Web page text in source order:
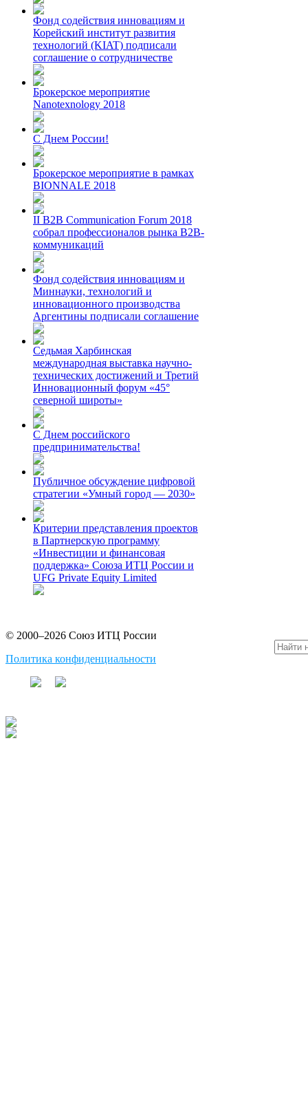
Фонд содействия инновациям и
Корейский институт развития
технологий (KIAT) подписали
соглашение о сотрудничестве
Брокерское мероприятие
Nanotexnology 2018
С Днем России!
Брокерское мероприятие в рамках
BIONNALE 2018
II B2B Communication Forum 2018
собрал профессионалов рынка B2B-
коммуникаций
Фонд содействия инновациям и
Миннауки, технологий и
инновационного производства
Аргентины подписали соглашение
Седьмая Харбинская
международная выставка научно-
технических достижений и Третий
Инновационный форум «45°
северной широты»
С Днем российского
предпринимательства!
Публичное обсуждение цифровой
стратегии «Умный город — 2030»
Критерии представления проектов
в Партнерскую программу
«Инвестиции и финансовая
поддержка» Союза ИТЦ России и
UFG Private Equity Limited
© 2000–2026 Союз ИТЦ России
Политика конфиденциальности